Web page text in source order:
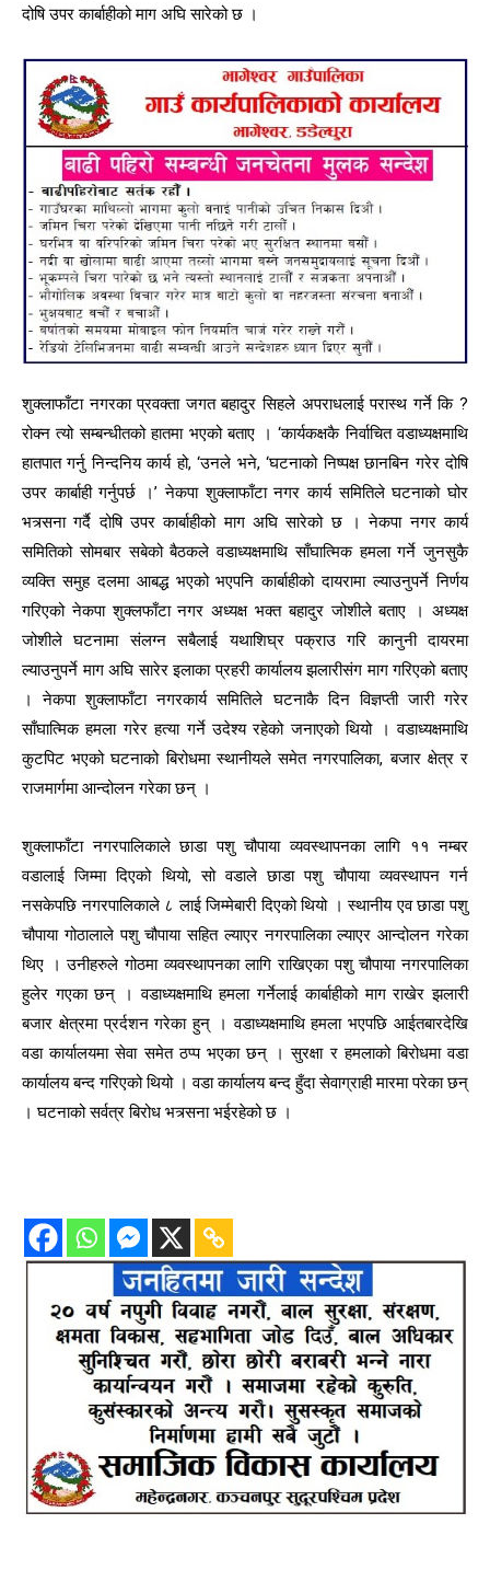
दोषि उपर कार्बाहीको माग अघि सारेको छ ।
शुक्लाफाँटा नगरका प्रवक्ता जगत बहादुर सिहले अपराधलाई परास्थ गर्ने कि ?
रोक्न त्यो सम्बन्धीतको हातमा भएको बताए । ‘कार्यकक्षकै निर्वाचित वडाध्यक्षमाथि
हातपात गर्नु निन्दनिय कार्य हो, ‘उनले भने, ‘घटनाको निष्पक्ष छानबिन गरेर दोषि
उपर कार्बाही गर्नुपर्छ ।’ नेकपा शुक्लाफाँटा नगर कार्य समितिले घटनाको घोर
भत्र्सना गर्दै दोषि उपर कार्बाहीको माग अघि सारेको छ । नेकपा नगर कार्य
समितिको सोमबार सबेको बैठकले वडाध्यक्षमाथि साँघात्मिक हमला गर्ने जुनसुकै
व्यक्ति समुह दलमा आबद्ध भएको भएपनि कार्बाहीको दायरामा ल्याउनुपर्ने निर्णय
गरिएको नेकपा शुक्लफाँटा नगर अध्यक्ष भक्त बहादुर जोशीले बताए । अध्यक्ष
जोशीले घटनामा संलग्न सबैलाई यथाशिघ्र पक्राउ गरि कानुनी दायरमा
ल्याउनुपर्ने माग अघि सारेर इलाका प्रहरी कार्यालय झलारीसंग माग गरिएको बताए
। नेकपा शुक्लाफाँटा नगरकार्य समितिले घटनाकै दिन विज्ञप्ती जारी गरेर
साँघात्मिक हमला गरेर हत्या गर्ने उदेश्य रहेको जनाएको थियो । वडाध्यक्षमाथि
कुटपिट भएको घटनाको बिरोधमा स्थानीयले समेत नगरपालिका, बजार क्षेत्र र
राजमार्गमा आन्दोलन गरेका छन् ।
शुक्लाफाँटा नगरपालिकाले छाडा पशु चौपाया व्यवस्थापनका लागि ११ नम्बर
वडालाई जिम्मा दिएको थियो, सो वडाले छाडा पशु चौपाया व्यवस्थापन गर्न
नसकेपछि नगरपालिकाले ८ लाई जिम्मेबारी दिएको थियो । स्थानीय एव छाडा पशु
चौपाया गोठालाले पशु चौपाया सहित ल्याएर नगरपालिका ल्याएर आन्दोलन गरेका
थिए । उनीहरुले गोठमा व्यवस्थापनका लागि राखिएका पशु चौपाया नगरपालिका
हुलेर गएका छन् । वडाध्यक्षमाथि हमला गर्नेलाई कार्बाहीको माग राखेर झलारी
बजार क्षेत्रमा प्रर्दशन गरेका हुन् । वडाध्यक्षमाथि हमला भएपछि आईतबारदेखि
वडा कार्यालयमा सेवा समेत ठप्प भएका छन् । सुरक्षा र हमलाको बिरोधमा वडा
कार्यालय बन्द गरिएको थियो । वडा कार्यालय बन्द हुँदा सेवाग्राही मारमा परेका छन्
। घटनाको सर्वत्र बिरोध भत्र्सना भईरहेको छ ।